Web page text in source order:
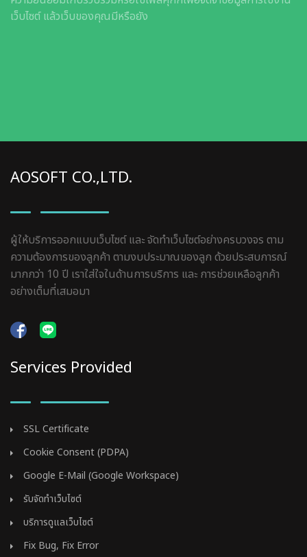
เว็บไซต์ แล้วเว็บของคุณมีหรือยัง
AOSOFT CO.,LTD.
ผู้ให้บริการออกแบบเว็บไซต์ และ จัดทำเว็บไซต์อย่างครบวงจร ตาม
ความต้องการของลูกค้า ตามงบประมาณของลูก ด้วยประสบการณ์
มากกว่า 10 ปี เราใส่ใจในด้านการบริการ และ การช่วยเหลือลูกค้า
อย่างเต็มที่เสมอมา
Services Provided
SSL Certificate
Cookie Consent (PDPA)
Google E-Mail (Google Workspace)
รับจัดทำเว็บไซต์
บริการดูแลเว็บไซต์
Fix Bug, Fix Error